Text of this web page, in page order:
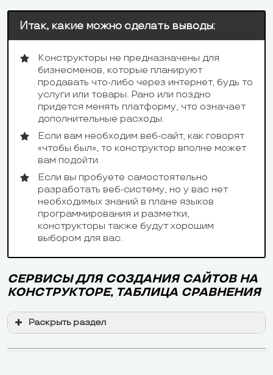
Итак, какие можно сделать выводы:
Конструкторы не предназначены для
бизнесменов, которые планируют
продавать что-либо через интернет, будь то
услуги или товары. Рано или поздно
придется менять платформу, что означает
дополнительные расходы.
Если вам необходим веб-сайт, как говорят
«чтобы был», то конструктор вполне может
вам подойти.
Если вы пробуете самостоятельно
разработать веб-систему, но у вас нет
необходимых знаний в плане языков
программирования и разметки,
конструкторы также будут хорошим
выбором для вас.
СЕРВИСЫ ДЛЯ СОЗДАНИЯ САЙТОВ НА
КОНСТРУКТОРЕ, ТАБЛИЦА СРАВНЕНИЯ
Раскрыть раздел